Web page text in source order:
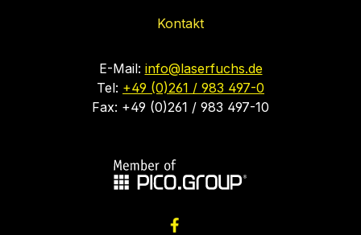
Kontakt
E-Mail: info@laserfuchs.de
Tel: +49 (0)261 / 983 497-0
Fax: +49 (0)261 / 983 497-10